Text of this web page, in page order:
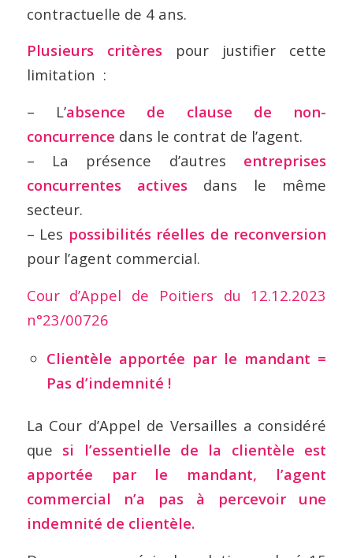
contractuelle de 4 ans.
Plusieurs critèrespour justifier cette
limitation :
– L’absence de clause de non-
concurrence dans le contrat de l’agent.
– La présence d’autres entreprises
concurrentes actives dans le même
secteur.
– Les possibilités réelles de reconversion
pour l’agent commercial.
Cour d’Appel de Poitiers du 12.12.2023
n°23/00726
Clientèle apportée par le mandant =
Pas d’indemnité !
La Cour d’Appel de Versailles a considéré
que si l’essentielle de la clientèle est
apportée par le mandant, l’agent
commercial n’a pas à percevoir une
indemnité de clientèle.